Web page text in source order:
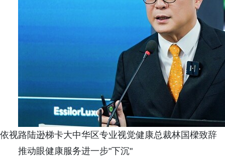
依视路陆逊梯卡大中华区专业视觉健康总裁林国樑致辞
推动眼健康服务进一步"下沉"